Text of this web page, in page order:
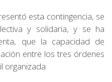
esta contingencia, se
y solidaria, y se ha
que la capacidad de
entre los tres órdenes
organizada.